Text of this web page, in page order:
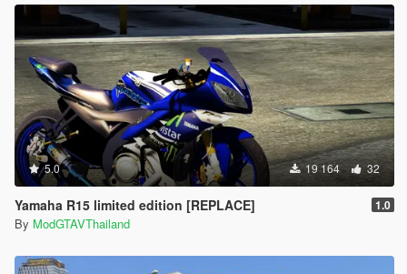
5.0 19 164 32
Yamaha R15 limited edition [REPLACE] 1.0
By ModGTAVThailand